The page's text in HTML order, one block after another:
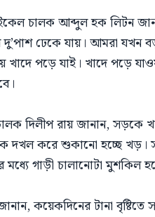
চালক আব্দুল হক লিটন
ঢেকে যায়। আমরা যখন
খাদে পড়ে যাই। খাদে পড়ে
দিলীপ রায় জানান,
দখল করে শুকানো হচ্ছে
গাড়ী চালানোটা মুশকিল
কয়েকদিনের টানা